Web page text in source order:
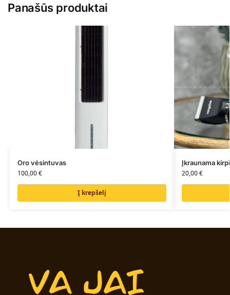
Panašūs produktai
Oro vėsintuvas
100,00€
Į krepšelį
Įkraunama
20,00€